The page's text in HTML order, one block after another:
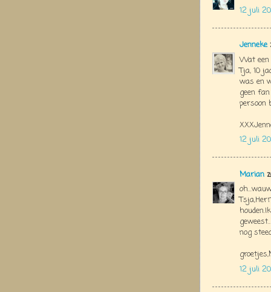
12 juli
Jenneke
Wat een
Tja, 10
was en
geen
persoon
12 juli
Marian
nog
12 juli